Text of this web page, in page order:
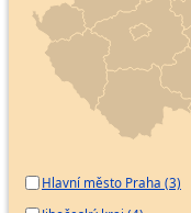
Hlavní město Praha (3)